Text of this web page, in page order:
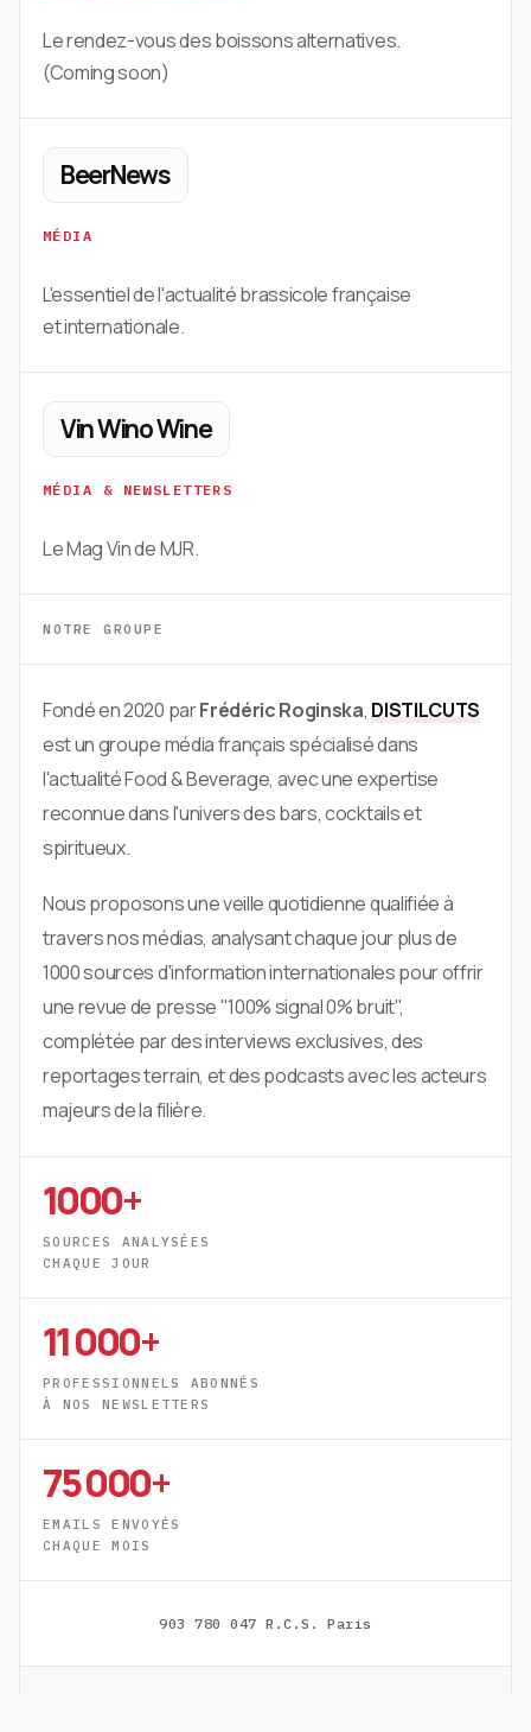
Le rendez-vous des boissons alternatives.
(Coming soon)
BeerNews
MÉDIA
L'essentiel de l'actualité brassicole française
et internationale.
Vin Wino Wine
MÉDIA & NEWSLETTERS
Le Mag Vin de MJR.
NOTRE GROUPE
Fondé en 2020 parFrédéric Roginska, DISTILCUTS
est un groupe média français spécialisé dans
l'actualité Food & Beverage, avec une expertise
reconnue dans l'univers des bars, cocktails et
spiritueux.
Nous proposons une veille quotidienne qualifiée à
travers nos médias, analysant chaque jour plus de
1000 sources d'information internationales pour offrir
une revue de presse "100% signal 0% bruit",
complétée par des interviews exclusives, des
reportages terrain, et des podcasts avec les acteurs
majeurs de la filière.
1000+
SOURCES ANALYSÉES
CHAQUE JOUR
11 000+
PROFESSIONNELS ABONNÉS
À NOS NEWSLETTERS
75 000+
EMAILS ENVOYÉS
CHAQUE MOIS
903 780 047 R.C.S. Paris